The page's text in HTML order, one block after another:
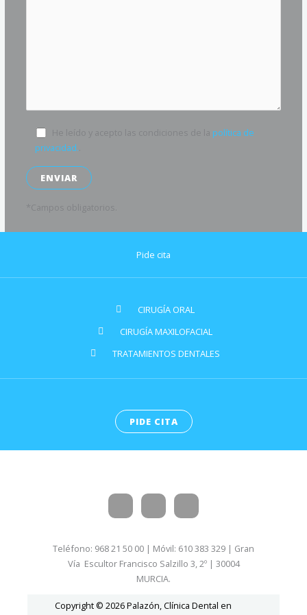
He leído y acepto las condiciones de la política de
privacidad.
*Campos obligatorios.
Pide cita
CIRUGÍA ORAL
CIRUGÍA MAXILOFACIAL
TRATAMIENTOS DENTALES
PIDE CITA
Teléfono: 968 21 50 00 | Móvil: 610 383 329 | Gran
Vía Escultor Francisco Salzillo 3, 2º | 30004
MURCIA.
Copyright © 2026 Palazón, Clínica Dental en